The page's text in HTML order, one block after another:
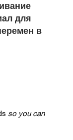
для
в
so you can